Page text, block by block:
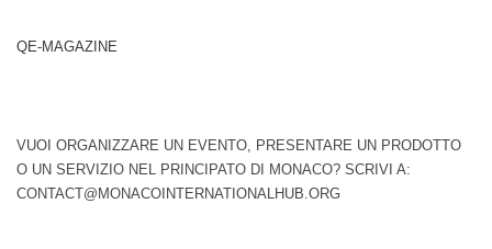
QE-MAGAZINE
VUOI ORGANIZZARE UN EVENTO, PRESENTARE UN PRODOTTO
O UN SERVIZIO NEL PRINCIPATO DI MONACO? SCRIVI A:
CONTACT@MONACOINTERNATIONALHUB.ORG